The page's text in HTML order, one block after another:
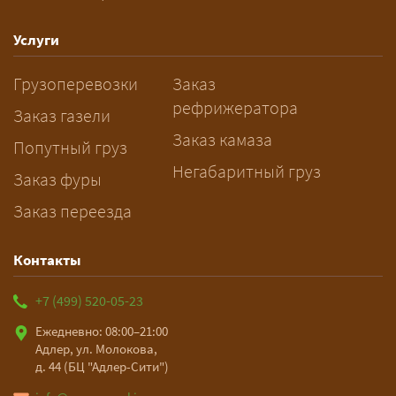
— Оставьте заявку с маршрутом,
датой и параметрами груза — логист
рассчитает стоимость за 5–10 минут
и подберёт машину. Все условия и
цена фиксируются в договоре;
оплата после доставки, перед
выгрузкой.
Услуги
Грузоперевозки
Заказ газели
Попутный груз
Заказ фуры
Заказ переезда
Заказ
рефрижератора
Заказ камаза
Негабаритный груз
Контакты
+7 (499) 520-05-23
Ежедневно: 08:00–21:00
Адлер, ул. Молокова,
д. 44 (БЦ "Адлер-Сити")